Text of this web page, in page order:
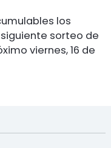
los
siguiente sorteo de
viernes, 16 de